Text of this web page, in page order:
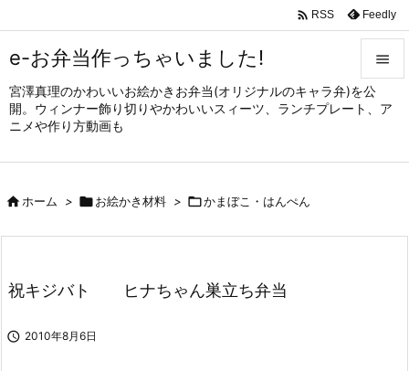
e-お弁当作っちゃいました!
宮澤真理のかわいいお絵かきお弁当(オリジナルのキャラ弁)を公
開。ウィンナー飾り切りやかわいいスィーツ、ランチプレート、ア
ニメや作り方動画も


メニュ
サイド

 RSS Feedly
ホーム > お絵かき材料 > かまぼこ・はんぺん
祝キジバト ヒナちゃん巣立ち弁当
 2010年8月6日